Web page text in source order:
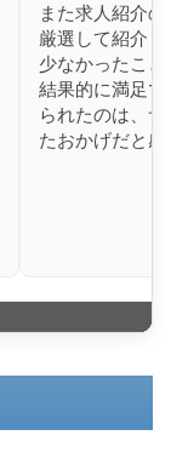
また求人紹介
厳選して紹介
少なかったこ
結果的に満足
られたのは、
たおかげだと